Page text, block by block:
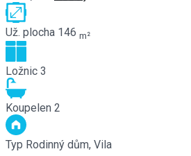
Už. plocha 146 m²
Ložnic 3
Koupelen 2
Typ Rodinný dům, Vila